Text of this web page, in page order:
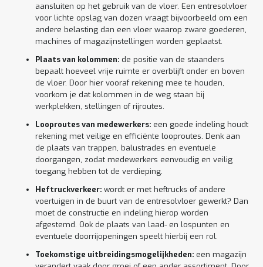
aansluiten op het gebruik van de vloer. Een entresolvloer
voor lichte opslag van dozen vraagt bijvoorbeeld om een
andere belasting dan een vloer waarop zware goederen,
machines of magazijnstellingen worden geplaatst.
Plaats van kolommen: de positie van de staanders
bepaalt hoeveel vrije ruimte er overblijft onder en boven
de vloer. Door hier vooraf rekening mee te houden,
voorkom je dat kolommen in de weg staan bij
werkplekken, stellingen of rijroutes.
Looproutes van medewerkers: een goede indeling houdt
rekening met veilige en efficiënte looproutes. Denk aan
de plaats van trappen, balustrades en eventuele
doorgangen, zodat medewerkers eenvoudig en veilig
toegang hebben tot de verdieping.
Heftruckverkeer: wordt er met heftrucks of andere
voertuigen in de buurt van de entresolvloer gewerkt? Dan
moet de constructie en indeling hierop worden
afgestemd. Ook de plaats van laad- en lospunten en
eventuele doorrijopeningen speelt hierbij een rol.
Toekomstige uitbreidingsmogelijkheden: een magazijn